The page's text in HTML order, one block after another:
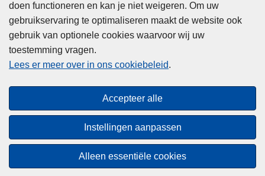
doen functioneren en kan je niet weigeren. Om uw
gebruikservaring te optimaliseren maakt de website ook
gebruik van optionele cookies waarvoor wij uw
toestemming vragen.
Lees er meer over in ons cookiebeleid.
Accepteer alle
Instellingen aanpassen
Alleen essentiële cookies
Privacy
Toegankelijkheid
© 2026 Politie.be